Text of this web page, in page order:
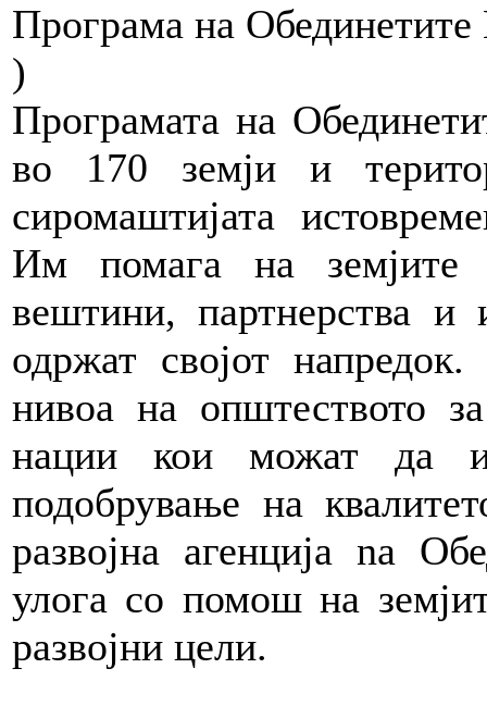
Програма на Обединетите
)
Програмата на
во 170 земји и
сиромаштијата
Им помага на земјите
вештини, партнерства
одржат својот
нивоа на општеството
нации кои можат да
подобрување на
развојна агенција na
улога со помош на
развојни цели.